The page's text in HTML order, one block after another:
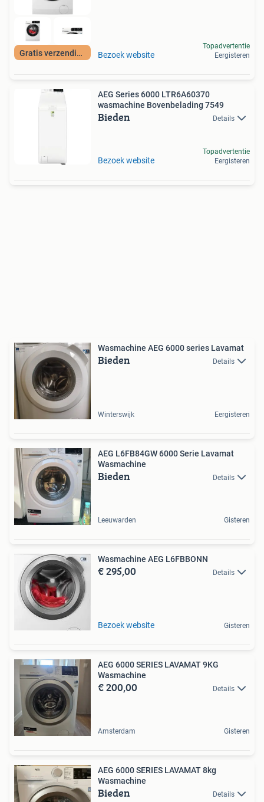
Gratis verzending Bezoek website
Topadvertentie
Eergisteren
AEG Series 6000 LTR6A60370
wasmachine Bovenbelading 7549
Bieden Details
Bezoek website
Topadvertentie
Eergisteren
Wasmachine AEG 6000 series Lavamat
Bieden Details
Winterswijk Eergisteren
AEG L6FB84GW 6000 Serie Lavamat
Wasmachine
Bieden Details
Leeuwarden Gisteren
Wasmachine AEG L6FBBONN
€ 295,00 Details
Bezoek website Gisteren
AEG 6000 SERIES LAVAMAT 9KG
Wasmachine
€ 200,00 Details
Amsterdam Gisteren
AEG 6000 SERIES LAVAMAT 8kg
Wasmachine
Bieden Details